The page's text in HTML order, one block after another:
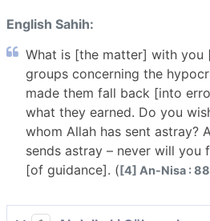
English Sahih:
What is [the matter] with you
groups concerning the
made them fall back [into
what they earned. Do you
whom Allah has sent astray?
sends astray – never will you
[of guidance]. ([4] An-Nisa : 88